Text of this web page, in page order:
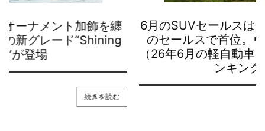
6月のSUVセールスは、ライズが1万2千台超え
のセールスで首位。ヴェゼル、RAV4が好調
（26年6月の軽自動車を含むSUV車販売登録ラ
ンキングTOP20）